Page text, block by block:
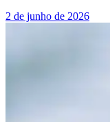
2 de junho de 2026